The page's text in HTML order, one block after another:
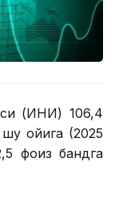
(ИНИ) 106,4
ойига (2025
фоиз бандга